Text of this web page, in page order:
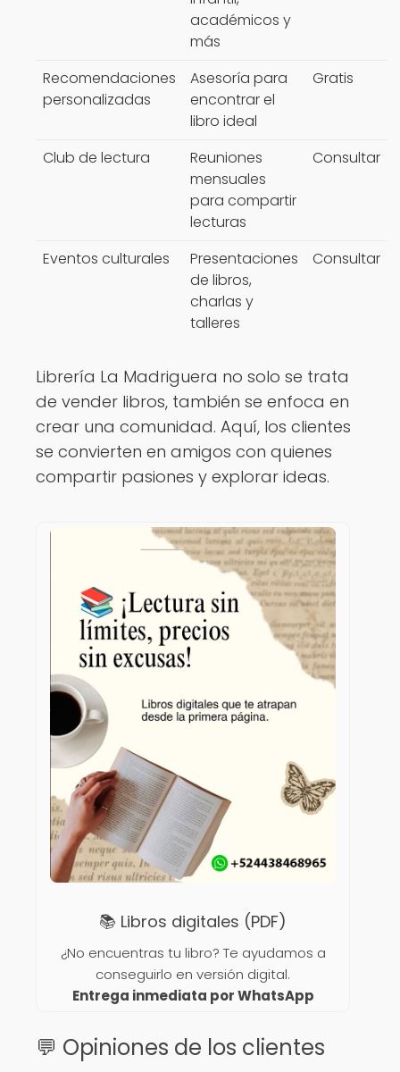
académicos y
más
Recomendaciones
personalizadas
Asesoría para
encontrar el
libro ideal
Gratis
Club de lectura
Reuniones
mensuales
para compartir
lecturas
Consultar
Eventos culturales
Presentaciones
de libros,
charlas y
talleres
Consultar
Librería La Madriguera no solo se trata
de vender libros, también se enfoca en
crear una comunidad. Aquí, los clientes
se convierten en amigos con quienes
compartir pasiones y explorar ideas.
📚 Libros digitales (PDF)
¿No encuentras tu libro? Te ayudamos a
conseguirlo en versión digital.
Entrega inmediata por WhatsApp
💬 Opiniones de los clientes